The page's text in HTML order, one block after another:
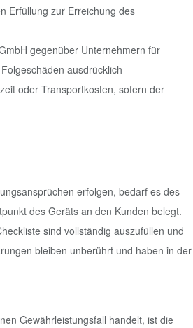
Erfüllung zur Erreichung des
gegenüber Unternehmern für
ausdrücklich
oder Transportkosten, sofern der
erfolgen, bedarf es des
des Geräts an den Kunden belegt.
sind vollständig auszufüllen und
bleiben unberührt und haben in der
Gewährleistungsfall handelt, ist die